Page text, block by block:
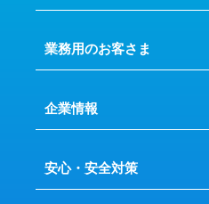
業務用のお客さま
企業情報
安心・安全対策